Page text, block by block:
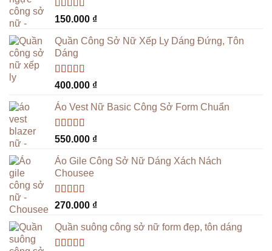
Được xếp
sao
150.000 ₫
Quần Công Sở Nữ Xếp Ly Dáng Đứng, Tôn
Dáng
Được xếp
sao
400.000 ₫
Áo Vest Nữ Basic Công Sở Form Chuẩn
Được xếp
sao
550.000 ₫
Áo Gile Công Sở Nữ Dáng Xách Nách
Chousee
Được xếp
sao
270.000 ₫
Quần suông công sở nữ form đẹp, tôn dáng